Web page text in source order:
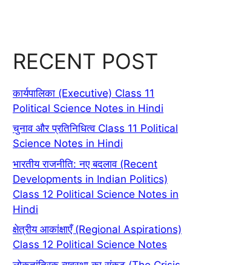
RECENT POST
कार्यपालिका (Executive) Class 11
Political Science Notes in Hindi
चुनाव और प्रतिनिधित्व Class 11 Political
Science Notes in Hindi
भारतीय राजनीति: नए बदलाव (Recent
Developments in Indian Politics)
Class 12 Political Science Notes in
Hindi
क्षेत्रीय आकांक्षाएँ (Regional Aspirations)
Class 12 Political Science Notes